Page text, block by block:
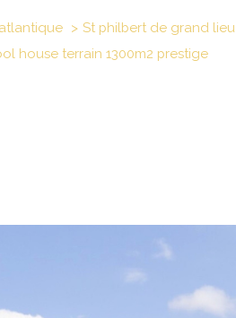
St philbert de grand lieu
house terrain 1300m2 prestige